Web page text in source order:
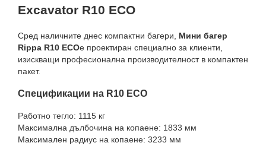
Excavator R10 ECO
Сред наличните днес компактни багери, Мини багер
Rippa R10 ECOе проектиран специално за клиенти,
изискващи професионална производителност в компактен
пакет.
Спецификации на R10 ECO
Работно тегло: 1115 кг
Максимална дълбочина на копаене: 1833 мм
Максимален радиус на копаене: 3233 мм